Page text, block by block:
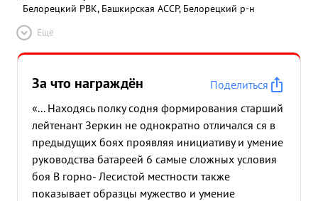
Белорецкий РВК, Башкирская АССР, Белорецкий р-н
Ещё
За что награждён
Поделиться
«... Находясь полку содня формирования старший
лейтенант Зеркин не однократно отличался ся в
предыдущих боях проявляя инициативу и умение
руководства батареей 6 самые сложных условия
боя В горно- Лесистой местности также
показывает образцы мужество и умение